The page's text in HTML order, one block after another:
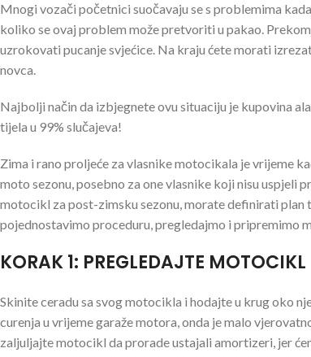
Mnogi vozači početnici suočavaju se s problemima
koliko se ovaj problem može pretvoriti u pakao.
uzrokovati pucanje svjećice. Na kraju ćete morati
novca.
Najbolji način da izbjegnete ovu situaciju je kupovina
tijela u 99% slučajeva!
Zima i rano proljeće za vlasnike motocikala je vrijeme
moto sezonu, posebno za one vlasnike koji nisu
motocikl za post-zimsku sezonu, morate definirati plan
pojednostavimo proceduru, pregledajmo i pripremimo
KORAK 1: PREGLEDAJTE MOTOCIKL
Skinite ceradu sa svog motocikla i hodajte u krug oko
curenja u vrijeme garaže motora, onda je malo
zaljuljajte motocikl da prorade ustajali amortizeri, jer